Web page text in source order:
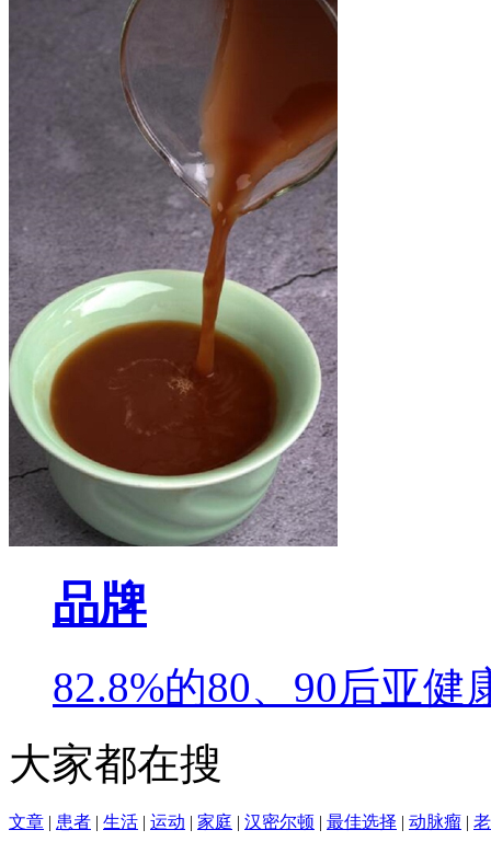
品牌
82.8%的80、90后亚
大家都在搜
文章 | 患者 | 生活 | 运动 | 家庭 | 汉密尔顿 | 最佳选择 | 动脉瘤 |